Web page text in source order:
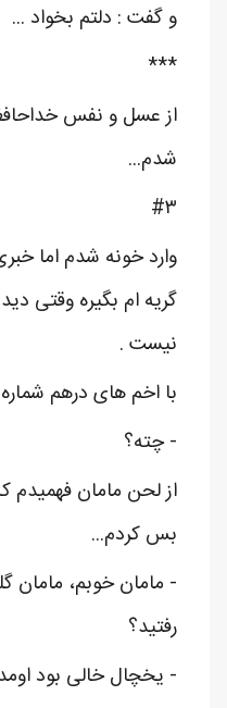
و گفت : دلتم بخواد ...
***
از عسل و نفس
شدم...
#۳
وارد خونه شدم اما
گریه ام بگیره وقتی
نیست .
با اخم های درهم
- چته؟
از لحن مامان فهمیدم
بس کردم...
- مامان خوبم، مامان
رفتید؟
- یخچال خالی بود